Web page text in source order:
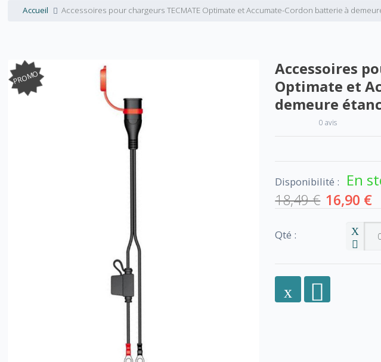
Accueil Accessoires pour chargeurs TECMATE Optimate et Accumate-Cordon batterie à
PROMO
Accessoires
Optimate et
demeure
0 avis
Disponibilité : En
18,49 € 16,90 €
Qté :